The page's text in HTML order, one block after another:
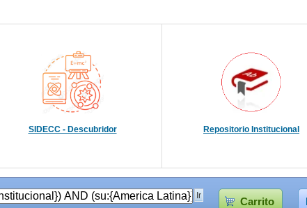
SIDECC - Descubridor Repositorio Institucional
Carrito